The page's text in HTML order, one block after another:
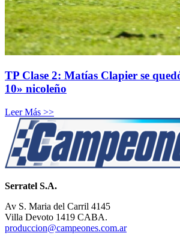
TP Clase 2: Matías Clapier se
10» nicoleño
Leer Más >>
Serratel S.A.
Av S. Maria del Carril 4145
Villa Devoto 1419 CABA.
produccion@campeones.com.ar